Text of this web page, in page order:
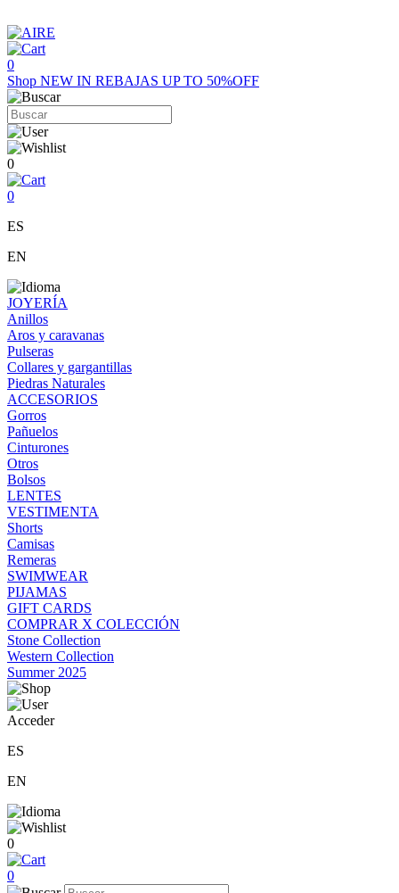
0
Shop NEW IN REBAJAS UP TO 50%OFF
0
0
ES
EN
JOYERÍA
Anillos
Aros y caravanas
Pulseras
Collares y gargantillas
Piedras Naturales
ACCESORIOS
Gorros
Pañuelos
Cinturones
Otros
Bolsos
LENTES
VESTIMENTA
Shorts
Camisas
Remeras
SWIMWEAR
PIJAMAS
GIFT CARDS
COMPRAR X COLECCIÓN
Stone Collection
Western Collection
Summer 2025
Acceder
ES
EN
0
0